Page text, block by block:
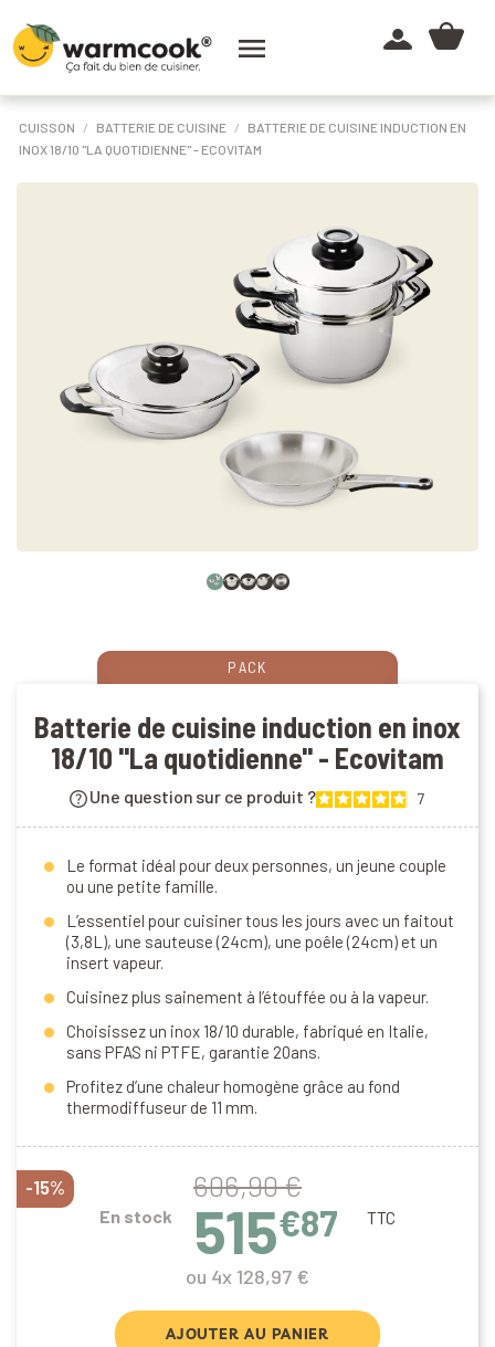

CUISSON BATTERIE DE CUISINE
BATTERIE DE CUISINE INDUCTION EN
INOX 18/10 "LA QUOTIDIENNE" - ECOVITAM
PACK
Batterie de cuisine induction en inox
18/10 "La quotidienne" - Ecovitam
Une question sur ce produit ? 7
Le format idéal pour deux personnes, un jeune couple
ou une petite famille.
L’essentiel pour cuisiner tous les jours avec un faitout
(3,8L), une sauteuse (24cm), une poêle (24cm) et un
insert vapeur.
Cuisinez plus sainement à l’étouffée ou à la vapeur.
Choisissez un inox 18/10 durable, fabriqué en Italie,
sans PFAS ni PTFE, garantie 20ans.
Profitez d’une chaleur homogène grâce au fond
thermodiffuseur de 11 mm.
-15% 606,90 €
En stock 515€87 TTC
ou 4x 128,97 €
AJOUTER AU PANIER